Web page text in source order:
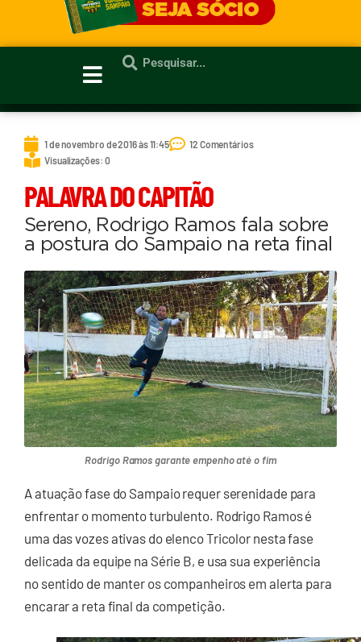
1 de novembro de 2016 às 11:45
12 Comentários
Visualizações: 0
PALAVRA DO CAPITÃO
Sereno, Rodrigo Ramos fala sobre
a postura do Sampaio na reta final
Rodrigo Ramos garante empenho até o fim
A atuação fase do Sampaio requer serenidade para
enfrentar o momento turbulento. Rodrigo Ramos é
uma das vozes ativas do elenco Tricolor nesta fase
delicada da equipe na Série B, e usa sua experiência
no sentido de manter os companheiros em alerta para
encarar a reta final da competição.